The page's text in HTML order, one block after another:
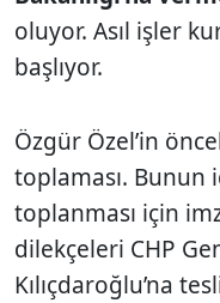
oluyor. Asıl işler
başlıyor.
Özgür Özel’in
toplaması. Bunun
toplanması için
dilekçeleri CHP
Kılıçdaroğlu’na